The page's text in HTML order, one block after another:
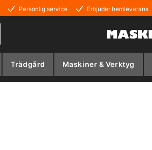
Personlig service Erbjuder hemleverans
Trädgård Maskiner & Verktyg